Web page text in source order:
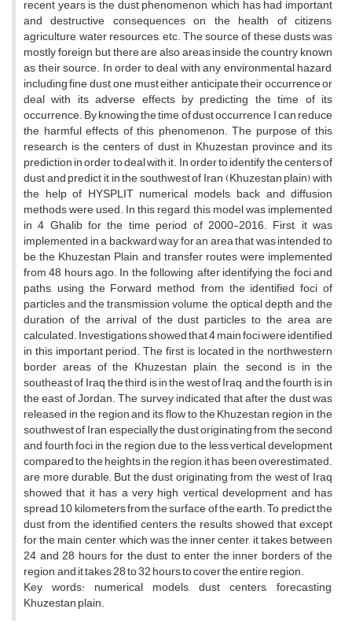
recent years is the dust phenomenon, which has had important
and destructive consequences on the health of citizens,
agriculture, water resources, etc. The source of these dusts was
mostly foreign, but there are also areas inside the country known
as their source. In order to deal with any environmental hazard,
including fine dust, one must either anticipate their occurrence or
deal with its adverse effects by predicting the time of its
occurrence. By knowing the time of dust occurrence, I can reduce
the harmful effects of this phenomenon. The purpose of this
research is the centers of dust in Khuzestan province and its
prediction in order to deal with it. In order to identify the centers of
dust and predict it in the southwest of Iran (Khuzestan plain) with
the help of HYSPLIT numerical models, back and diffusion
methods were used. In this regard, this model was implemented
in 4 Ghalib for the time period of 2000-2016. First, it was
implemented in a backward way for an area that was intended to
be the Khuzestan Plain, and transfer routes were implemented
from 48 hours ago. In the following, after identifying the foci and
paths, using the Forward method, from the identified foci of
particles and the transmission volume, the optical depth and the
duration of the arrival of the dust particles to the area are
calculated. Investigations showed that 4 main foci were identified
in this important period. The first is located in the northwestern
border areas of the Khuzestan plain, the second is in the
southeast of Iraq, the third is in the west of Iraq, and the fourth is in
the east of Jordan. The survey indicated that after the dust was
released in the region and its flow to the Khuzestan region in the
southwest of Iran, especially the dust originating from the second
and fourth foci in the region, due to the less vertical development
compared to the heights in the region, it has been overestimated.
are more durable; But the dust originating from the west of Iraq
showed that it has a very high vertical development and has
spread 10 kilometers from the surface of the earth. To predict the
dust from the identified centers, the results showed that except
for the main center, which was the inner center, it takes between
24 and 28 hours for the dust to enter the inner borders of the
region, and it takes 28 to 32 hours to cover the entire region.
Key words: numerical models, dust centers, forecasting,
Khuzestan plain.